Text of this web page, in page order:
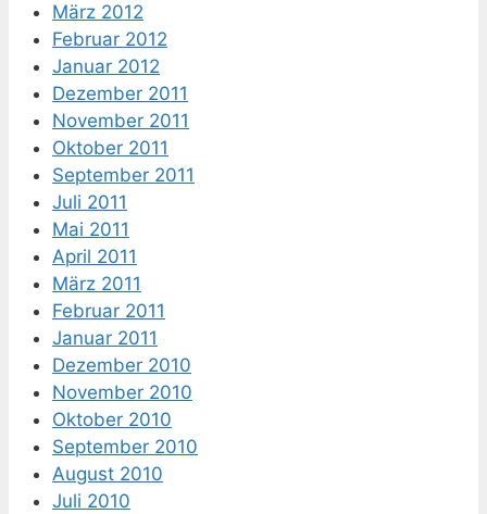
März 2012
Februar 2012
Januar 2012
Dezember 2011
November 2011
Oktober 2011
September 2011
Juli 2011
Mai 2011
April 2011
März 2011
Februar 2011
Januar 2011
Dezember 2010
November 2010
Oktober 2010
September 2010
August 2010
Juli 2010